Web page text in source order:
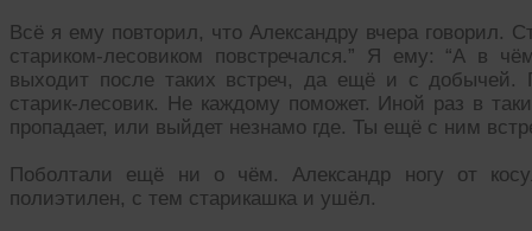
Всё я ему повторил, что Александру вчера говорил.
стариком-лесовиком повстречался.” Я ему: “А в
выходит после таких встреч, да ещё и с
старик-лесовик. Не каждому поможет. Иной раз в
пропадает, или выйдет незнамо где. Ты ещё с ним
Поболтали ещё ни о чём. Александр ногу от
полиэтилен, с тем старикашка и ушёл.